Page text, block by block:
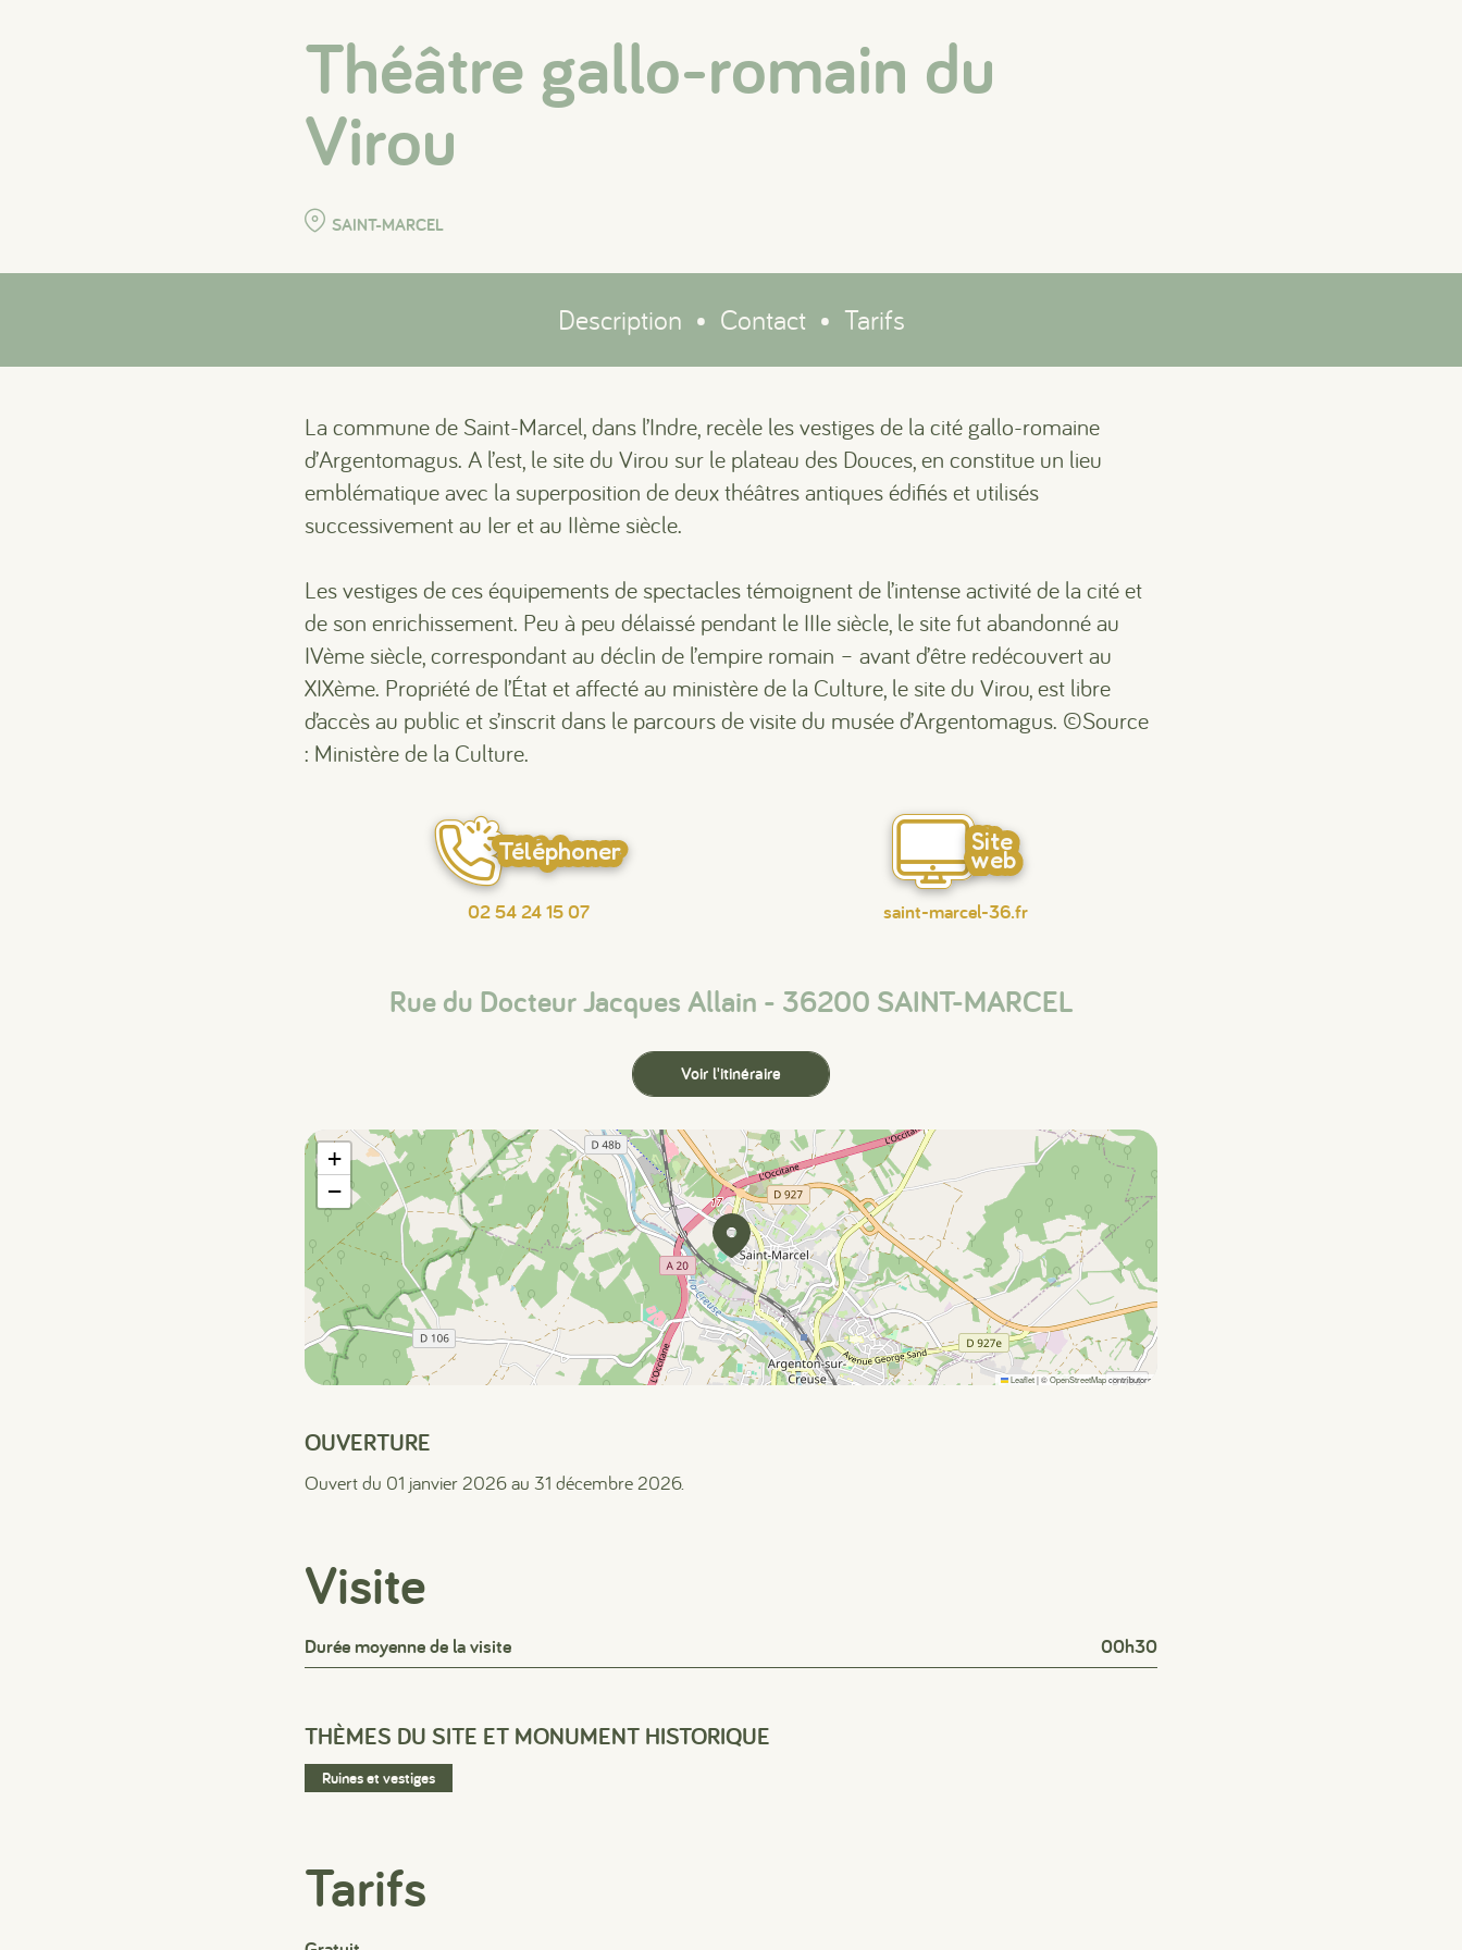
Théâtre gallo-romain du
Virou
SAINT-MARCEL
Description • Contact • Tarifs
La commune de Saint-Marcel, dans l’Indre, recèle les vestiges de la cité gallo-romaine
d’Argentomagus. A l’est, le site du Virou sur le plateau des Douces, en constitue un lieu
emblématique avec la superposition de deux théâtres antiques édifiés et utilisés
successivement au Ier et au IIème siècle.
Les vestiges de ces équipements de spectacles témoignent de l’intense activité de la cité et
de son enrichissement. Peu à peu délaissé pendant le IIIe siècle, le site fut abandonné au
IVème siècle, correspondant au déclin de l’empire romain – avant d’être redécouvert au
XIXème. Propriété de l’État et affecté au ministère de la Culture, le site du Virou, est libre
d’accès au public et s’inscrit dans le parcours de visite du musée d’Argentomagus. ©Source
: Ministère de la Culture.
Téléphoner
02 54 24 15 07
Site
web
saint-marcel-36.fr
Rue du Docteur Jacques Allain - 36200 SAINT-MARCEL
Voir l'itinéraire
+
−
Leaflet|©OpenStreetMapcontributors
OUVERTURE
Ouvert du 01 janvier 2026 au 31 décembre 2026.
Visite
Durée moyenne de la visite 00h30
THÈMES DU SITE ET MONUMENT HISTORIQUE
Ruines et vestiges
Tarifs